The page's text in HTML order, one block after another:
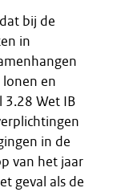
bij de
in
en
3.28 Wet IB
in de
van het jaar
geval als de